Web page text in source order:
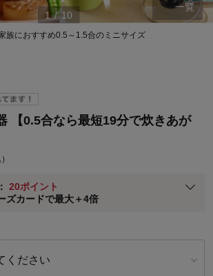
族におすすめ0.5～1.5合のミニサイズ
1 / 10
一覧
【0.5合なら最短19分で炊きあが
20ポイント
ズカードで最大＋4倍
品引取無料（JCBのみ）
円OFFクーポンプレゼント
算ポイントはステージ倍率適用前の基本ポイント
す。
ください